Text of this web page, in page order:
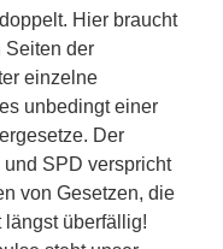
Hier braucht
Seiten der
einzelne
unbedingt einer
Der
SPD verspricht
von Gesetzen, die
überfällig!